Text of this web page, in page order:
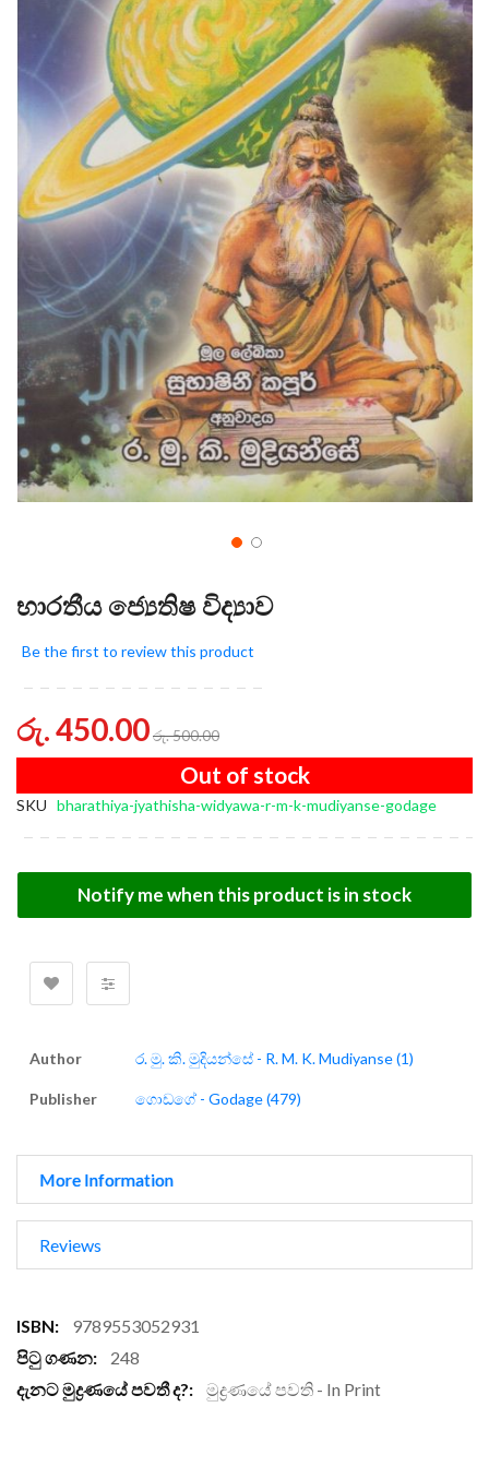
භාරතීය ජ්‍යෙතිෂ විද්‍යාව
Be the first to review this product
රු. 450.00රු. 500.00
Out of stock
SKU bharathiya-jyathisha-widyawa-r-m-k-mudiyanse-godage
Notify me when this product is in stock
Author ර. මු. කි. මුදියන්සේ - R. M. K. Mudiyanse (1)
Publisher ගොඩගේ - Godage (479)
More Information
Reviews
More
Information
9789553052931
248
මුද්‍රණයේ පවති - In Print